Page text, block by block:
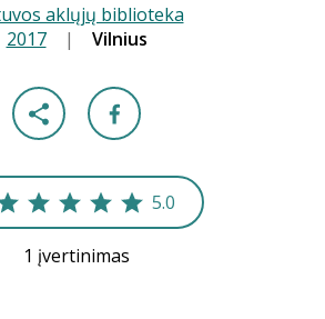
aklųjų biblioteka
2017 | Vilnius
5.0
1 įvertinimas